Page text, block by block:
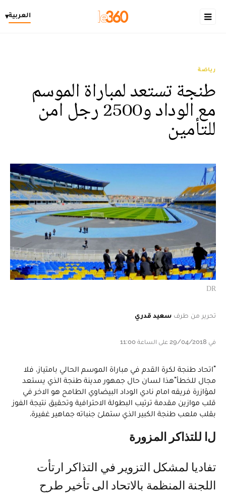
العربية▾
رياضة
طنجة تستعد لمباراة الموسم
مع الوداد و2500 رجل امن
للتأمين
DR
تحرير من طرف سعيد قدري
في 29/04/2018 على الساعة 11:00
"اتحاد طنجة لكرة القدم في مباراة الموسم الحالي بامتياز، فلا
مجال للخطأ"هذا لسان حال جمهور مدينة طنجة الذي يستعد
لمؤازرة فريقه امام نادي الوداد البيضاوي الطامح هو الاخر في
قلب موازين مقدمة ترتيب البطولة الاحترافية وتحقيق نتيجة الفوز
بقلب ملعب طنجة الكبير الذي ستملئ جنباته جماهير غفيرة.
لا للتذاكر المزورة
تفاديا لمشكل التزوير في التذاكر ارتأت
اللجنة المنظمة بالاتحاد الى تأخير طرح